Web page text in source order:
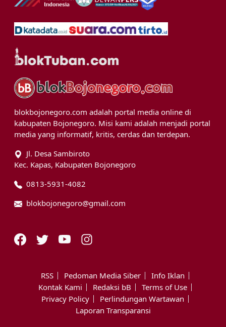
blokbojonegoro.com adalah portal media online di
kabupaten Bojonegoro. Misi kami adalah menjadi portal
media yang informatif, kritis, cerdas dan terdepan.
Jl. Desa Sambiroto
Kec. Kapas, Kabupaten Bojonegoro
0813-5931-4082
blokbojonegoro@gmail.com
RSS Pedoman Media Siber
Info Iklan
Kontak Kami
Redaksi bB
Terms of Use
Privacy Policy
Perlindungan Wartawan
Laporan Transparansi